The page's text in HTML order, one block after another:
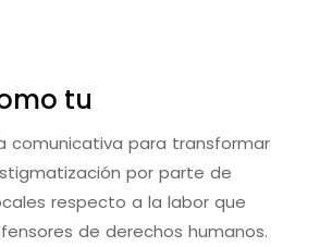
tu
comunicativa para transformar
por parte de
respecto a la labor que
de derechos humanos.